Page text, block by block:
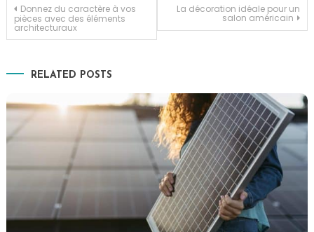
Navigation
de
l’article
Donnez du caractère à vos
pièces avec des éléments
architecturaux
La décoration idéale pour un
salon américain
RELATED POSTS